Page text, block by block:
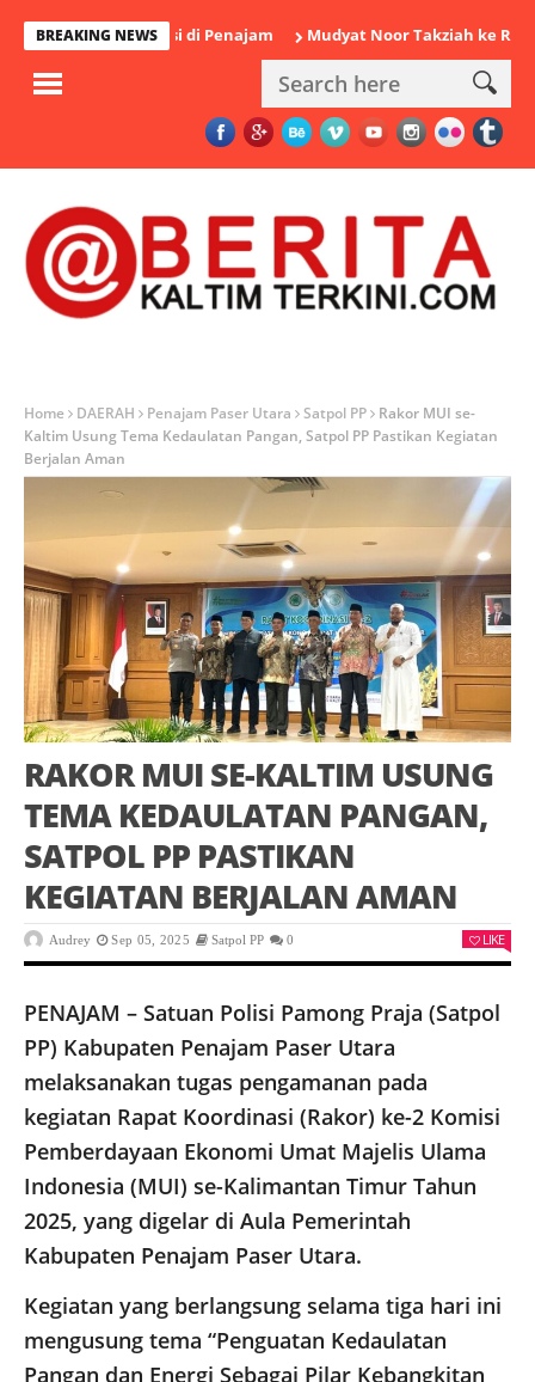
BREAKING NEWS
Polisi di Penajam Mudyat Noor Takziah ke Rumah
Home DAERAH Penajam Paser Utara Satpol PP
Rakor MUI se-
Kaltim Usung Tema Kedaulatan Pangan, Satpol PP Pastikan Kegiatan
Berjalan Aman
RAKOR MUI SE-KALTIM USUNG
TEMA KEDAULATAN PANGAN,
SATPOL PP PASTIKAN
KEGIATAN BERJALAN AMAN
Audrey Sep 05, 2025 Satpol PP 0 LIKE
PENAJAM – Satuan Polisi Pamong Praja (Satpol
PP) Kabupaten Penajam Paser Utara
melaksanakan tugas pengamanan pada
kegiatan Rapat Koordinasi (Rakor) ke-2 Komisi
Pemberdayaan Ekonomi Umat Majelis Ulama
Indonesia (MUI) se-Kalimantan Timur Tahun
2025, yang digelar di Aula Pemerintah
Kabupaten Penajam Paser Utara.
Kegiatan yang berlangsung selama tiga hari ini
mengusung tema “Penguatan Kedaulatan
Pangan dan Energi Sebagai Pilar Kebangkitan